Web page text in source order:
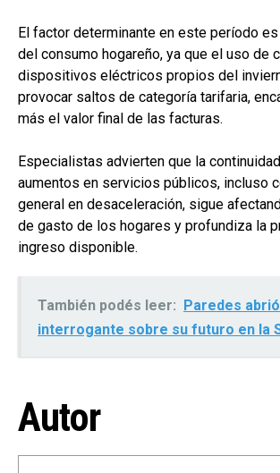
El factor determinante en este período
del consumo hogareño, ya que el uso de
dispositivos eléctricos propios del
provocar saltos de categoría tarifaria,
más el valor final de las facturas.
Especialistas advierten que la
aumentos en servicios públicos, incluso
general en desaceleración, sigue
de gasto de los hogares y profundiza la
ingreso disponible.
También podés leer: Paredes
interrogante sobre su futuro en la
Autor